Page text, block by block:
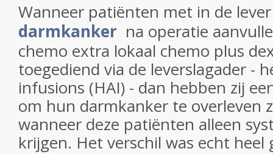
Wanneer patiënten met in de
darmkanker na operatie
chemo extra lokaal chemo plus
toegediend via de leverslagader -
infusions (HAI) - dan hebben zij
om hun darmkanker te overleven
wanneer deze patiënten alleen
krijgen. Het verschil was echt heel